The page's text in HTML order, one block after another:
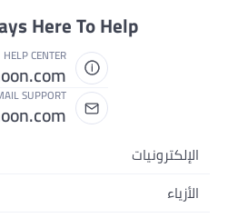
Here To Help
HELP CENTER
SUPPORT
الإلكترونيات
الهواتف المتحركة
الأزياء